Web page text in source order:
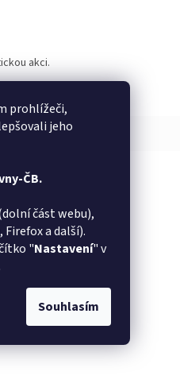
prohlížeči,
jeho
ČB.
část webu),
a další).
"Nastavení" v
Souhlasím
akci.